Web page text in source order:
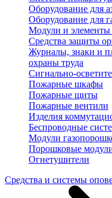
Оборудование для
Оборудование для
Модули и
Средства защиты
Журналы, знаки и
охраны труда
Сигнально-
Пожарные шкафы
Пожарные щиты
Пожарные вентили
Изделия
Беспроводные
Модули
Порошковые
Огнетушители
Средства и системы